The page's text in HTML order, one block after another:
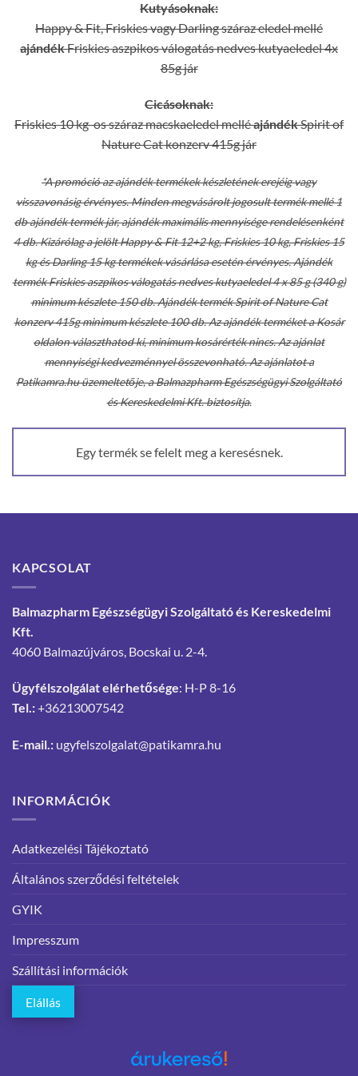
Kutyásoknak:
Happy & Fit, Friskies vagy Darling száraz eledel mellé
ajándékFriskies aszpikos válogatás nedves kutyaeledel 4x
85g jár
Cicásoknak:
Friskies 10 kg-os száraz macskaeledel melléajándékSpirit of
Nature Cat konzerv 415g jár
*A promóció az ajándék termékek készletének erejéig vagy
visszavonásig érvényes. Minden megvásárolt jogosult termék mellé 1
db ajándék termék jár, ajándék maximális mennyisége rendelésenként
4 db. Kizárólag a jelölt Happy & Fit 12+2 kg, Friskies 10 kg, Friskies 15
kg és Darling 15 kg termékek vásárlása esetén érvényes. Ajándék
termék Friskies aszpikos válogatás nedves kutyaeledel 4 x 85 g (340 g)
minimum készlete 150 db. Ajándék termék Spirit of Nature Cat
konzerv 415g minimum készlete 100 db. Az ajándék terméket a Kosár
oldalon választhatod ki, minimum kosárérték nincs. Az ajánlat
mennyiségi kedvezménnyel összevonható. Az ajánlatot a
Patikamra.hu üzemeltetője, a Balmazpharm Egészségügyi Szolgáltató
és Kereskedelmi Kft. biztosítja.
Egy termék se felelt meg a keresésnek.
KAPCSOLAT
Balmazpharm Egészségügyi Szolgáltató és Kereskedelmi
Kft.
4060 Balmazújváros, Bocskai u. 2-4.
Ügyfélszolgálat elérhetősége: H-P 8-16
Tel.:+36213007542
E-mail.: ugyfelszolgalat@patikamra.hu
INFORMÁCIÓK
Adatkezelési Tájékoztató
Általános szerződési feltételek
GYIK
Impresszum
Szállítási információk
Elállás